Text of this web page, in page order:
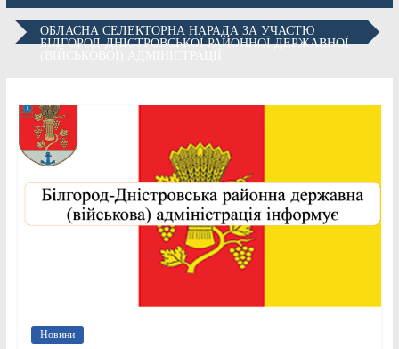
ОБЛАСНА СЕЛЕКТОРНА НАРАДА ЗА УЧАСТЮ
БІЛГОРОД-ДНІСТРОВСЬКОЇ РАЙОННОЇ ДЕРЖАВНОЇ
Новини